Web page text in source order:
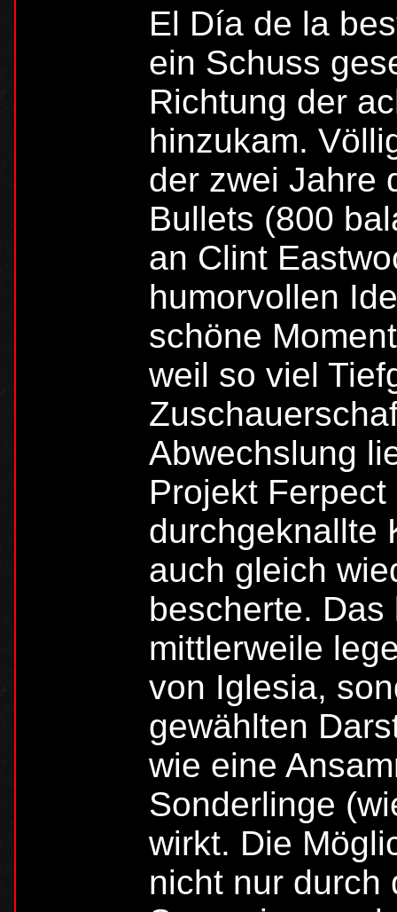
El Día de la
ein Schuss
Richtung der
hinzukam.
der zwei Jahre
Bullets (800
an Clint
humorvollen
schöne
weil so viel
Abwechslung
Projekt
durchgeknallte
auch gleich
bescherte.
mittlerweile
von Iglesia,
gewählten
wie eine
Sonderlinge
wirkt. Die
nicht nur durch